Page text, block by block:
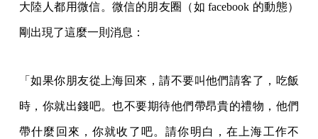
大陸人都用微信。微信的朋友圈（如 facebook 的動態）
剛出現了這麼一則消息：
「如果你朋友從上海回來，請不要叫他們請客了，吃飯
時，你就出錢吧。也不要期待他們帶昂貴的禮物，他們
帶什麼回來，你就收了吧。請你明白，在上海工作不